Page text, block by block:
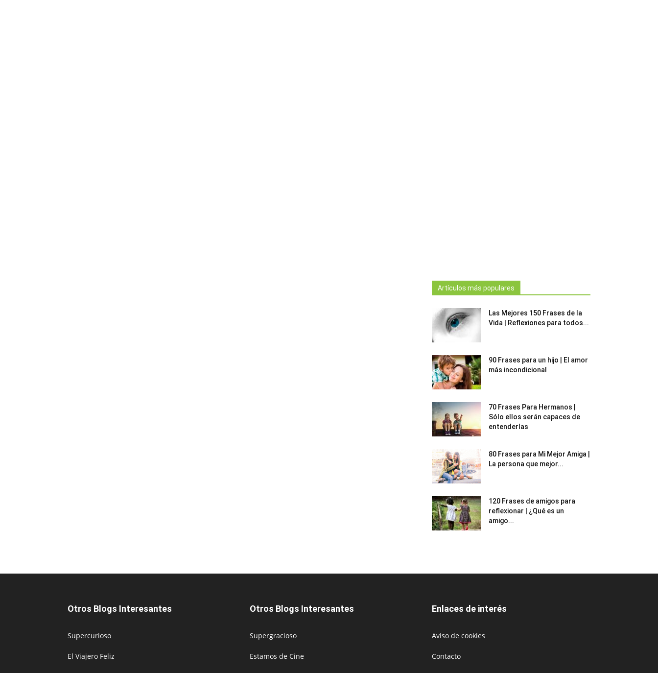
Artículos más populares
Las Mejores 150 Frases de la
Vida | Reflexiones para todos...
90 Frases para un hijo | El amor
más incondicional
70 Frases Para Hermanos |
Sólo ellos serán capaces de
entenderlas
80 Frases para Mi Mejor Amiga |
La persona que mejor...
120 Frases de amigos para
reflexionar | ¿Qué es un
amigo...
Otros Blogs Interesantes
Supercurioso
El Viajero Feliz
Otros Blogs Interesantes
Supergracioso
Estamos de Cine
Enlaces de interés
Aviso de cookies
Contacto